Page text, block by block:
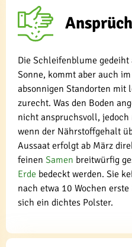
Die Schleifenblume
Sonne, kommt aber auch
absonnigen Standorten mit
zurecht. Was den Boden
nicht anspruchsvoll, jedoch
wenn der Nährstoffgehalt
Aussaat erfolgt ab März
feinen Samen breitwürfig
Erde bedeckt werden. Sie
nach etwa 10 Wochen
sich ein dichtes Polster.